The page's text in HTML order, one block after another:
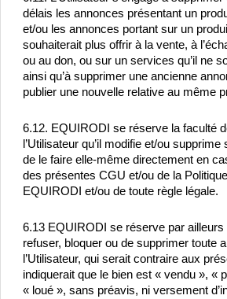
délais les annonces présentant un
et/ou les annonces portant sur un
souhaiterait plus offrir à la vente, à
ou au don, ou sur un services qu’il ne
ainsi qu’à supprimer une ancienne
publier une nouvelle relative au même
6.12. EQUIRODI se réserve la faculté
l’Utilisateur qu’il modifie et/ou
de le faire elle-même directement en
des présentes CGU et/ou de la
EQUIRODI et/ou de toute règle légale.
6.13 EQUIRODI se réserve par ailleurs
refuser, bloquer ou de supprimer toute
l’Utilisateur, qui serait contraire aux
indiquerait que le bien est « vendu », «
« loué », sans préavis, ni versement